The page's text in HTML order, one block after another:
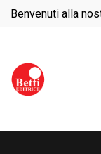
Benvenuti alla